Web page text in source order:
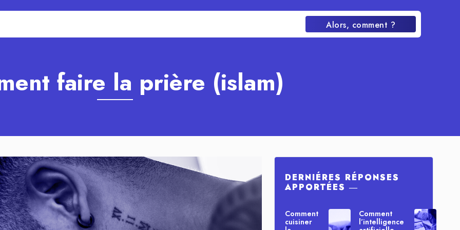
Alors, comment ?
faire la prière (islam)
DERNIÉRES RÉPONSES
APPORTÉES ―
Comment
cuisiner
Comment
l’intelligence